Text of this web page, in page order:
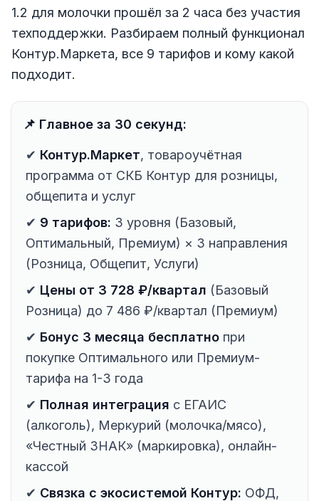
1.2 для молочки прошёл за 2 часа без участия
техподдержки. Разбираем полный функционал
Контур.Маркета, все 9 тарифов и кому какой
подходит.
📌 Главное за 30 секунд:
✔ Контур.Маркет, товароучётная
программа от СКБ Контур для розницы,
общепита и услуг
✔ 9 тарифов: 3 уровня (Базовый,
Оптимальный, Премиум) × 3 направления
(Розница, Общепит, Услуги)
✔ Цены от 3 728 ₽/квартал (Базовый
Розница) до 7 486 ₽/квартал (Премиум)
✔ Бонус 3 месяца бесплатно при
покупке Оптимального или Премиум-
тарифа на 1-3 года
✔ Полная интеграция с ЕГАИС
(алкоголь), Меркурий (молочка/мясо),
«Честный ЗНАК» (маркировка), онлайн-
кассой
✔ Связка с экосистемой Контур: ОФД,